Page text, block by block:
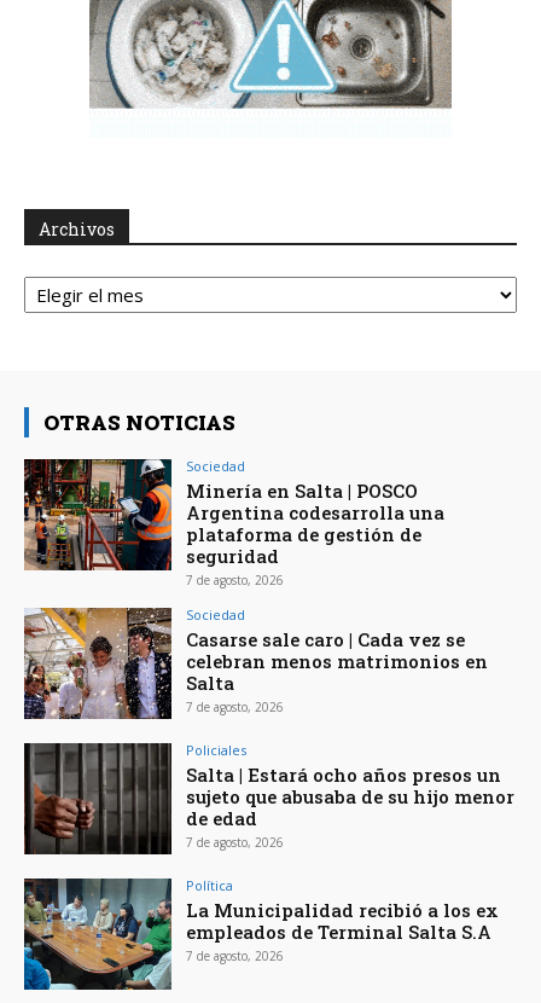
Archivos
Archivos
OTRAS NOTICIAS
Sociedad
Minería en Salta | POSCO
Argentina codesarrolla una
plataforma de gestión de
seguridad
7 de agosto, 2026
Sociedad
Casarse sale caro | Cada vez se
celebran menos matrimonios en
Salta
7 de agosto, 2026
Policiales
Salta | Estará ocho años presos un
sujeto que abusaba de su hijo menor
de edad
7 de agosto, 2026
Política
La Municipalidad recibió a los ex
empleados de Terminal Salta S.A
7 de agosto, 2026